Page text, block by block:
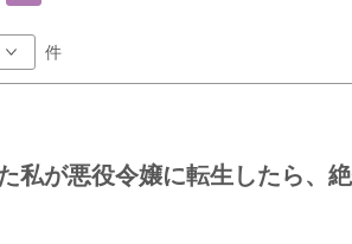
件
私が悪役令嬢に転生したら、